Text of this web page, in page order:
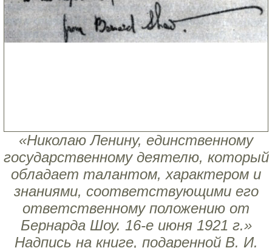
«Николаю Ленину, единственному
государственному деятелю, который
обладает талантом, характером и
знаниями, соответствующими его
ответственному положению от
Бернарда Шоу. 16-е июня 1921 г.»
Надпись на книге, подаренной В. И.